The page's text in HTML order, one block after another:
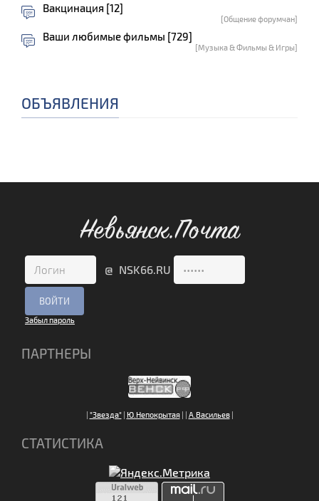
Вакцинация [12]
[Общение форумчан]
Ваши любимые фильмы [729]
[Музыка & Фильмы & Игры]
ОБЪЯВЛЕНИЯ
Невьянск.Почта
@ NSK66.RU
Забыл пароль
ПАРТНЕРЫ
| "Звезда"| Ю.Непокрытая| | А.Васильев|
СТАТИСТИКА